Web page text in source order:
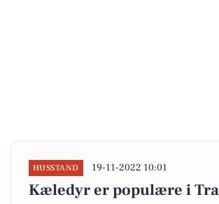
HUSSTAND 19-11-2022 10:01
Kæledyr er populære i